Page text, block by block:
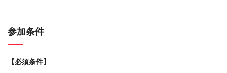
参加条件
【必須条件】